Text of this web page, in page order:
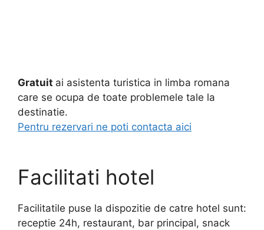
Gratuit ai asistenta turistica in limba romana
care se ocupa de toate problemele tale la
destinatie.
Pentru rezervari ne poti contacta aici
Facilitati hotel
Facilitatile puse la dispozitie de catre hotel sunt:
receptie 24h, restaurant, bar principal, snack